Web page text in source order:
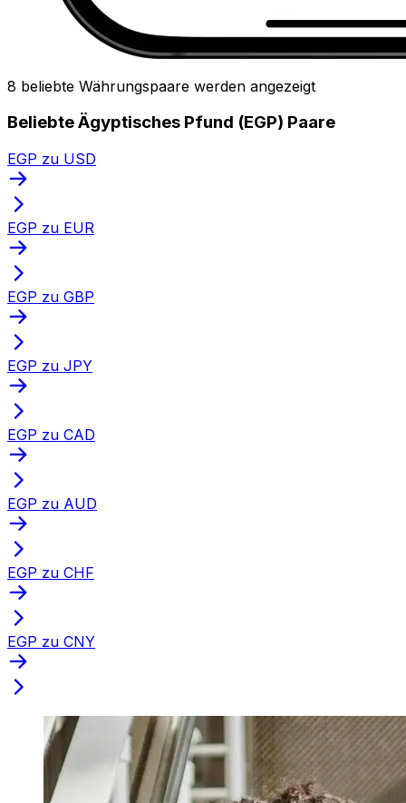
8 beliebte Währungspaare werden angezeigt
Beliebte Ägyptisches Pfund (EGP) Paare
EGP zu USD
EGP zu EUR
EGP zu GBP
EGP zu JPY
EGP zu CAD
EGP zu AUD
EGP zu CHF
EGP zu CNY